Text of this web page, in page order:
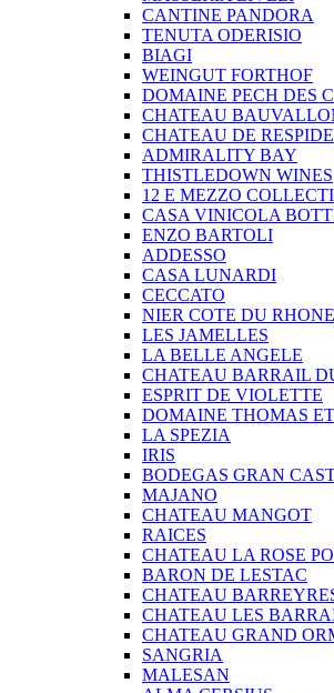
CANTINE PANDORA
TENUTA ODERISIO
BIAGI
WEINGUT FORTHOF
DOMAINE PECH DES
CHATEAU
CHATEAU DE RESPIDE
ADMIRALITY BAY
THISTLEDOWN WINES
12 E MEZZO
CASA VINICOLA
ENZO BARTOLI
ADDESSO
CASA LUNARDI
CECCATO
NIER COTE DU RHONE
LES JAMELLES
LA BELLE ANGELE
CHATEAU BARRAIL
ESPRIT DE VIOLETTE
DOMAINE THOMAS
LA SPEZIA
IRIS
BODEGAS GRAN
MAJANO
CHATEAU MANGOT
RAICES
CHATEAU LA ROSE
BARON DE LESTAC
CHATEAU
CHATEAU LES
CHATEAU GRAND
SANGRIA
MALESAN